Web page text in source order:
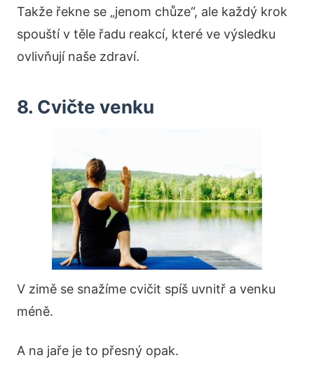
Takže řekne se „jenom chůze“, ale každý krok
spouští v těle řadu reakcí, které ve výsledku
ovlivňují naše zdraví.
8. Cvičte venku
V zimě se snažíme cvičit spíš uvnitř a venku
méně.
A na jaře je to přesný opak.